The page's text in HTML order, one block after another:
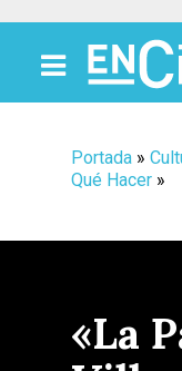
Portada »
Qué Hacer »
«La